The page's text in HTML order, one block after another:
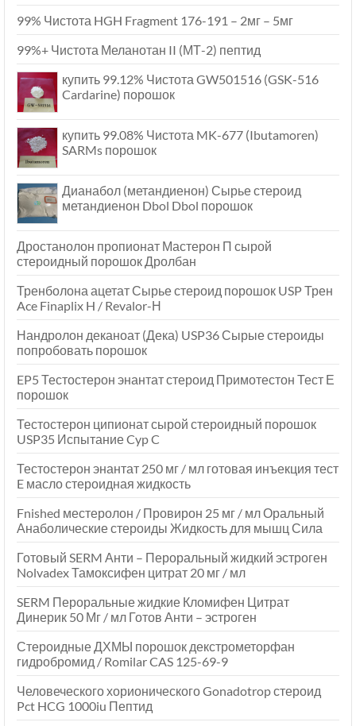
99% Чистота HGH Fragment 176-191 – 2мг – 5мг
99%+ Чистота Меланотан II (МТ-2) пептид
купить 99.12% Чистота GW501516 (GSK-516
Cardarine) порошок
купить 99.08% Чистота MK-677 (Ibutamoren)
SARMs порошок
Дианабол (метандиенон) Сырье стероид
метандиенон Dbol Dbol порошок
Дростанолон пропионат Мастерон П сырой
стероидный порошок Дролбан
Тренболона ацетат Сырье стероид порошок USP Трен
Ace Finaplix H / Revalor-Н
Нандролон деканоат (Дека) USP36 Сырые стероиды
попробовать порошок
EP5 Тестостерон энантат стероид Примотестон Тест Е
порошок
Тестостерон ципионат сырой стероидный порошок
USP35 Испытание Cyp C
Тестостерон энантат 250 мг / мл готовая инъекция тест
E масло стероидная жидкость
Fnished местеролон / Провирон 25 мг / мл Оральный
Анаболические стероиды Жидкость для мышц Сила
Готовый SERM Анти – Пероральный жидкий эстроген
Nolvadex Тамоксифен цитрат 20 мг / мл
SERM Пероральные жидкие Кломифен Цитрат
Динерик 50 Мг / мл Готов Анти – эстроген
Стероидные ДХМЫ порошок декстрометорфан
гидробромид / Romilar CAS 125-69-9
Человеческого хорионического Gonadotrop стероид
Pct HCG 1000iu Пептид